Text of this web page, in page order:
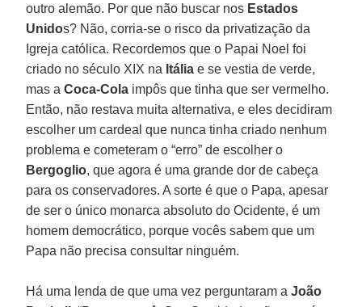
outro alemão. Por que não buscar nos Estados
Unidos? Não, corria-se o risco da privatização da
Igreja católica. Recordemos que o Papai Noel foi
criado no século XIX na Itália e se vestia de verde,
mas aCoca-Cola impôs que tinha que ser vermelho.
Então, não restava muita alternativa, e eles decidiram
escolher um cardeal que nunca tinha criado nenhum
problema e cometeram o “erro” de escolher o
Bergoglio, que agora é uma grande dor de cabeça
para os conservadores. A sorte é que o Papa, apesar
de ser o único monarca absoluto do Ocidente, é um
homem democrático, porque vocês sabem que um
Papa não precisa consultar ninguém.
Há uma lenda de que uma vez perguntaram aJoão